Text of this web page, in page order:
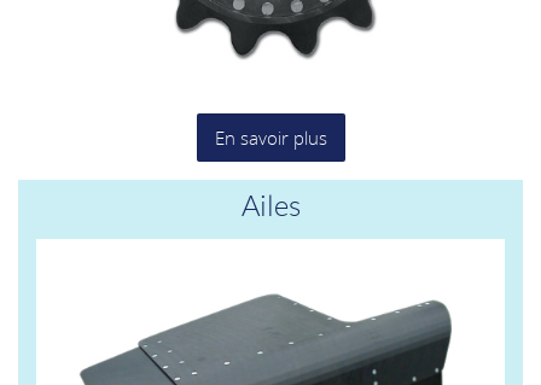
En savoir plus
Ailes